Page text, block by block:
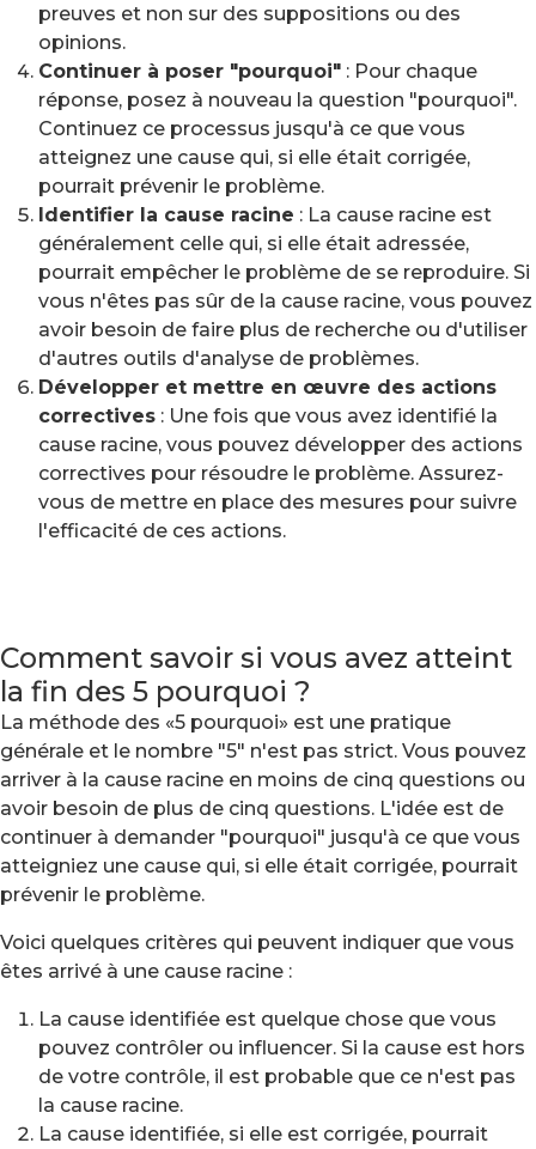
preuves et non sur des suppositions ou des
opinions.
Continuer à poser "pourquoi" : Pour chaque
réponse, posez à nouveau la question "pourquoi".
Continuez ce processus jusqu'à ce que vous
atteignez une cause qui, si elle était corrigée,
pourrait prévenir le problème.
Identifier la cause racine : La cause racine est
généralement celle qui, si elle était adressée,
pourrait empêcher le problème de se reproduire. Si
vous n'êtes pas sûr de la cause racine, vous pouvez
avoir besoin de faire plus de recherche ou d'utiliser
d'autres outils d'analyse de problèmes.
Développer et mettre en œuvre des actions
correctives : Une fois que vous avez identifié la
cause racine, vous pouvez développer des actions
correctives pour résoudre le problème. Assurez-
vous de mettre en place des mesures pour suivre
l'efficacité de ces actions.
Comment savoir si vous avez atteint
la fin des 5 pourquoi ?
La méthode des «5 pourquoi» est une pratique
générale et le nombre "5" n'est pas strict. Vous pouvez
arriver à la cause racine en moins de cinq questions ou
avoir besoin de plus de cinq questions. L'idée est de
continuer à demander "pourquoi" jusqu'à ce que vous
atteigniez une cause qui, si elle était corrigée, pourrait
prévenir le problème.
Voici quelques critères qui peuvent indiquer que vous
êtes arrivé à une cause racine :
La cause identifiée est quelque chose que vous
pouvez contrôler ou influencer. Si la cause est hors
de votre contrôle, il est probable que ce n'est pas
la cause racine.
La cause identifiée, si elle est corrigée, pourrait